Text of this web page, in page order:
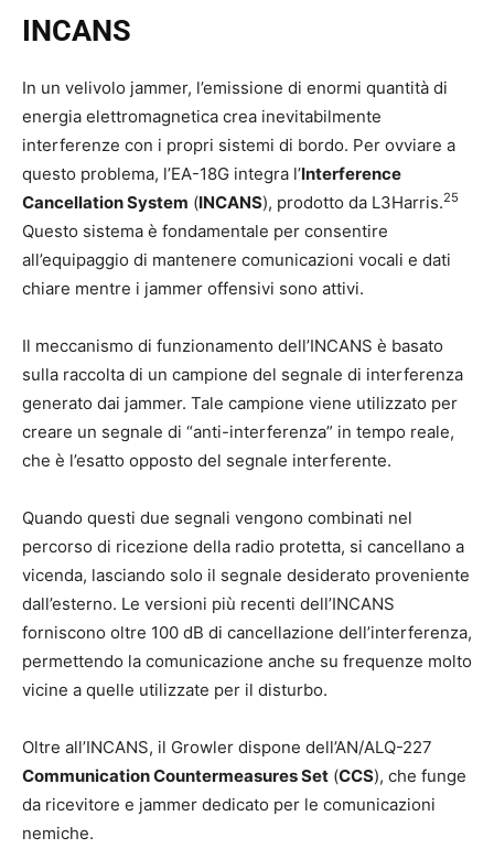
INCANS
In un velivolo jammer, l’emissione di enormi quantità di
energia elettromagnetica crea inevitabilmente
interferenze con i propri sistemi di bordo. Per ovviare a
questo problema, l’EA-18G integra l’Interference
Cancellation System (INCANS), prodotto da L3Harris.25
Questo sistema è fondamentale per consentire
all’equipaggio di mantenere comunicazioni vocali e dati
chiare mentre i jammer offensivi sono attivi.
Il meccanismo di funzionamento dell’INCANS è basato
sulla raccolta di un campione del segnale di interferenza
generato dai jammer. Tale campione viene utilizzato per
creare un segnale di “anti-interferenza” in tempo reale,
che è l’esatto opposto del segnale interferente.
Quando questi due segnali vengono combinati nel
percorso di ricezione della radio protetta, si cancellano a
vicenda, lasciando solo il segnale desiderato proveniente
dall’esterno. Le versioni più recenti dell’INCANS
forniscono oltre 100 dB di cancellazione dell’interferenza,
permettendo la comunicazione anche su frequenze molto
vicine a quelle utilizzate per il disturbo.
Oltre all’INCANS, il Growler dispone dell’AN/ALQ-227
Communication Countermeasures Set (CCS), che funge
da ricevitore e jammer dedicato per le comunicazioni
nemiche.